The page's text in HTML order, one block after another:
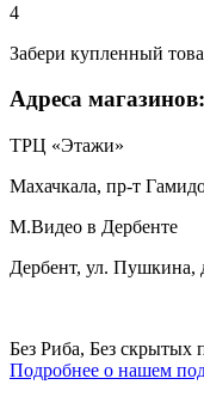
4
Забери купленный
Адреса магазинов:
ТРЦ «Этажи»
Махачкала, пр-т
М.Видео в Дербенте
Дербент, ул. Пушкина,
Без Риба, Без скрытых
Подробнее о нашем